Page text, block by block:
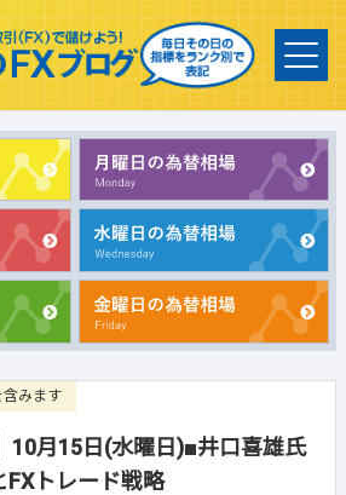
含みます
10月15日(水曜日)■井口喜雄氏
トレード戦略